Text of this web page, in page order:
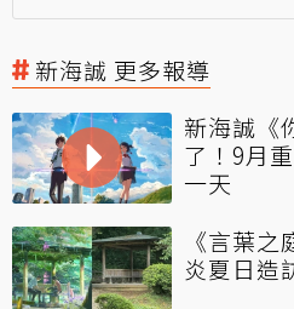
新海誠 更多報導
新海誠《
了！9月
一天
《言葉
炎夏日造